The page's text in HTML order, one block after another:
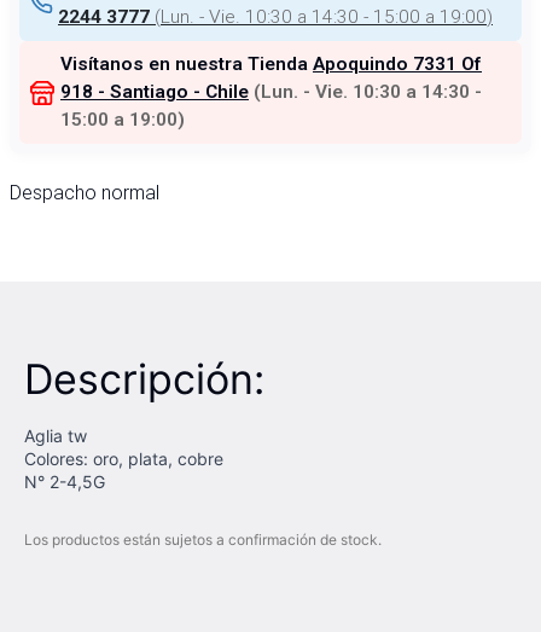
2244 3777 (Lun. - Vie. 10:30 a 14:30 - 15:00 a 19:00)
Visítanos en nuestra Tienda Apoquindo 7331 Of
918 - Santiago - Chile (Lun. - Vie. 10:30 a 14:30 -
15:00 a 19:00)
Despacho normal
Descripción:
Aglia tw
Colores: oro, plata, cobre
N° 2-4,5G
Los productos están sujetos a confirmación de stock.